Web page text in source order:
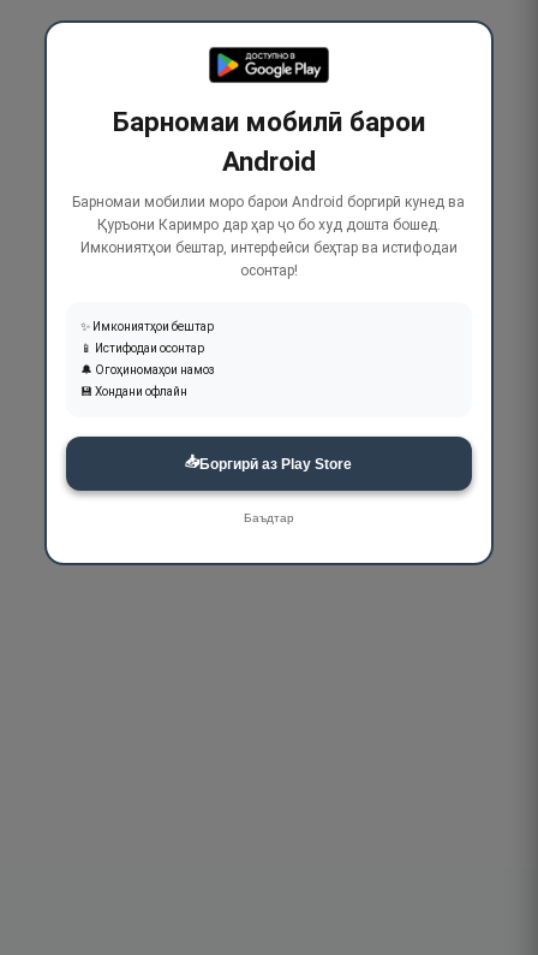
Барномаи мобилӣ барои
Android
Барномаи мобилии моро барои Android боргирӣ кунед ва
Қуръони Каримро дар ҳар ҷо бо худ дошта бошед.
Имкониятҳои бештар, интерфейси беҳтар ва истифодаи
осонтар!
✨ Имкониятҳои бештар
📱 Истифодаи осонтар
🔔 Огоҳиномаҳои намоз
💾 Хондани офлайн
📥Боргирӣ аз Play Store
Баъдтар